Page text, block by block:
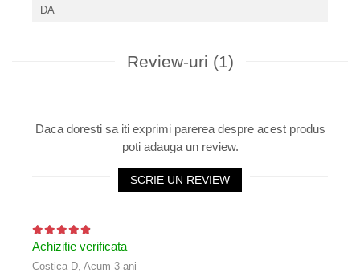
DA
Review-uri (1)
Daca doresti sa iti exprimi parerea despre acest produs
poti adauga un review.
SCRIE UN REVIEW
Achizitie verificata
Costica D, Acum 3 ani